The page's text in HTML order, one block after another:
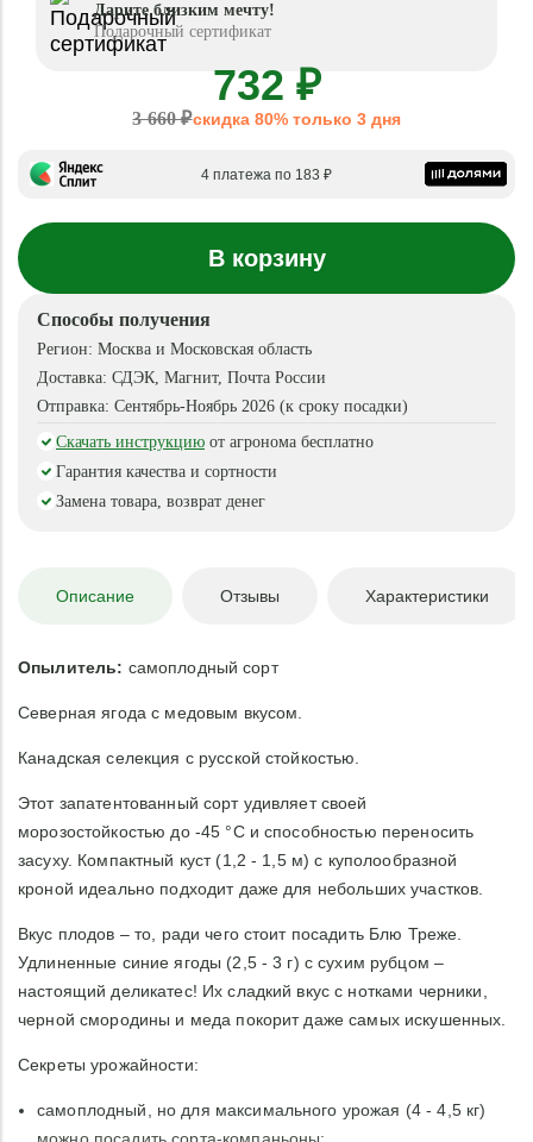
Дарите близким мечту!
Подарочный сертификат
732 ₽
3 660 ₽скидка 80% только 3 дня
4 платежа по 183 ₽
В корзину
Способы получения
Регион: Москва и Московская область
Доставка: СДЭК, Магнит, Почта России
Отправка: Сентябрь-Ноябрь 2026 (к сроку посадки)
Скачать инструкцию от агронома бесплатно
Гарантия качества и сортности
Замена товара, возврат денег
Описание Отзывы Характеристики
Опылитель: самоплодный сорт
Северная ягода с медовым вкусом.
Канадская селекция с русской стойкостью.
Этот запатентованный сорт удивляет своей
морозостойкостью до -45 °C и способностью переносить
засуху. Компактный куст (1,2 - 1,5 м) с куполообразной
кроной идеально подходит даже для небольших участков.
Вкус плодов – то, ради чего стоит посадить Блю Треже.
Удлиненные синие ягоды (2,5 - 3 г) с сухим рубцом –
настоящий деликатес! Их сладкий вкус с нотками черники,
черной смородины и меда покорит даже самых искушенных.
Секреты урожайности:
самоплодный, но для максимального урожая (4 - 4,5 кг)